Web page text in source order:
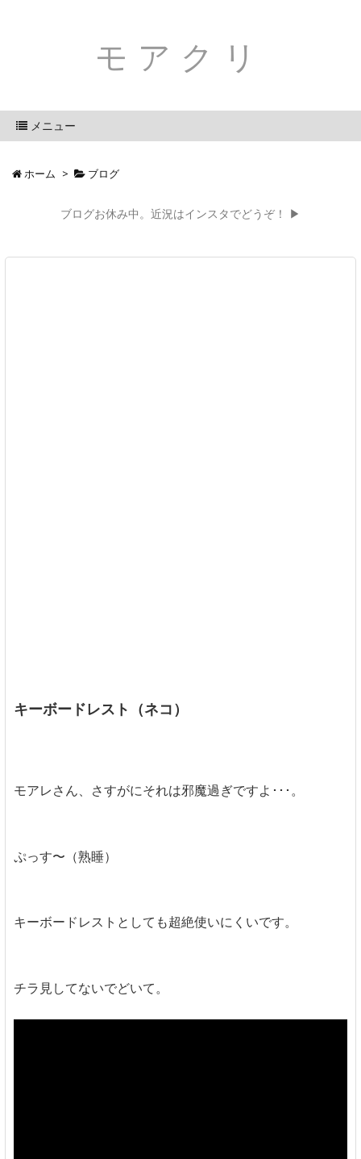
モアクリ
メニュー
ホーム > ブログ
ブログお休み中。近況はインスタでどうぞ！ ▶
キーボードレスト（ネコ）
モアレさん、さすがにそれは邪魔過ぎですよ･･･。
ぷっす〜（熟睡）
キーボードレストとしても超絶使いにくいです。
チラ見してないでどいて。